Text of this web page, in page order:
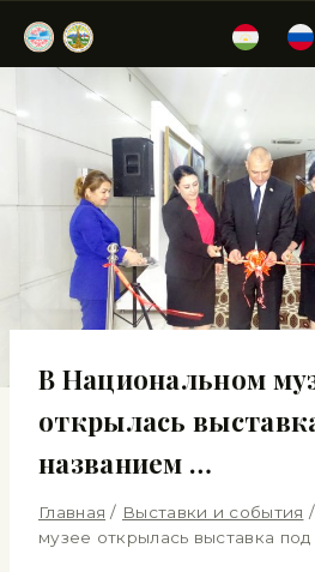
В Национальном
открылась
названием …
Главная / Выставки и события /
музее открылась выставка